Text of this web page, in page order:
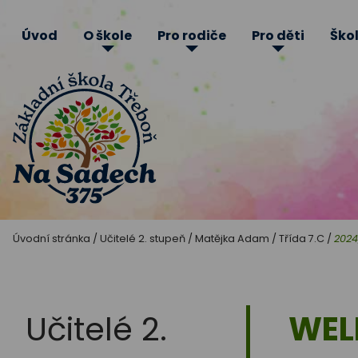
Základní
Třeboň
Úvod O škole Pro rodiče Pro děti
Úvodní stránka / Učitelé 2. stupeň / Matějka Adam / Třída 7.C /
Učitelé 2.